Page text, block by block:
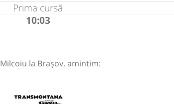
Prima cursă
10:03
la Brașov, amintim: